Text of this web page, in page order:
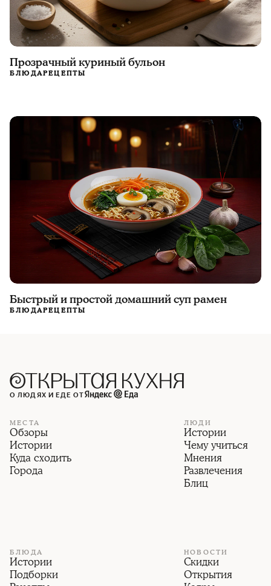
Прозрачный куриный бульон
БЛЮДАРЕЦЕПТЫ
Быстрый и простой домашний суп рамен
БЛЮДАРЕЦЕПТЫ
О ЛЮДЯХ И ЕДЕ ОТ
МЕСТА
Обзоры
Истории
Куда сходить
Города
ЛЮДИ
Истории
Чему учиться
Мнения
Развлечения
Блиц
БЛЮДА
Истории
Подборки
НОВОСТИ
Скидки
Открытия